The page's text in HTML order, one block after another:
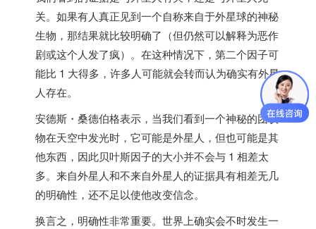
关。如果有人真正见到一个自称来自于外星球的神秘
生物，那结果就比较明确了（但仍然可以解释为恶作
剧或这个人发了疯）。在这种情况下，第二个因子可
能比 1 大得多，许多人可能就会转而认为确实有外星
人存在。
安德斯・桑德伯格表示，当我们看到一个神秘的团状
物在天空中发光时，它可能是外星人，但也可能是其
他东西，因此贝叶斯因子的大小并不会与 1 相差太
多。来自外星人和不来自外星人的证据具有相差无几
的明确性，还不足以使他改变信念。
换言之，明确性非常重要。世界上确实会不时发生一